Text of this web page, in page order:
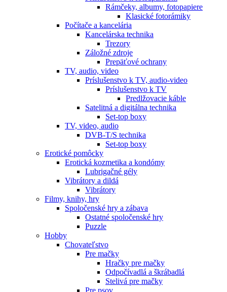
Rámčeky, albumy, fotopapiere
Klasické fotorámiky
Počítače a kancelária
Kancelárska technika
Trezory
Záložné zdroje
Prepäťové ochrany
TV, audio, video
Príslušenstvo k TV, audio-video
Príslušenstvo k TV
Predlžovacie káble
Satelitná a digitálna technika
Set-top boxy
TV, video, audio
DVB-T/S technika
Set-top boxy
Erotické pomôcky
Erotická kozmetika a kondómy
Lubrigačné gély
Vibrátory a dildá
Vibrátory
Filmy, knihy, hry
Spoločenské hry a zábava
Ostatné spoločenské hry
Puzzle
Hobby
Chovateľstvo
Pre mačky
Hračky pre mačky
Odpočívadlá a škrábadlá
Stelivá pre mačky
Pre psov